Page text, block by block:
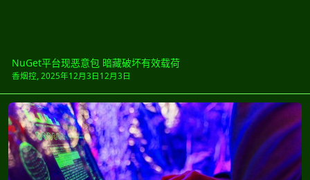
NuGet平台现恶意包 暗藏破坏有效载荷
香烟控, 2025年12月3日 12月3日
CTF&密码学与社会工程